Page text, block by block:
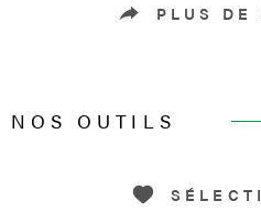
PLUS DE
NOS OUTILS